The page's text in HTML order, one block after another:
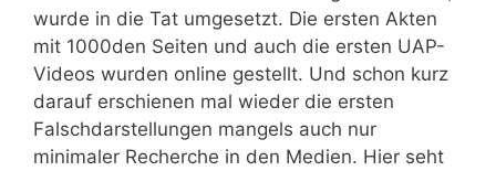
wurde in die Tat umgesetzt. Die ersten Akten
mit 1000den Seiten und auch die ersten UAP-
Videos wurden online gestellt. Und schon kurz
darauf erschienen mal wieder die ersten
Falschdarstellungen mangels auch nur
minimaler Recherche in den Medien. Hier seht